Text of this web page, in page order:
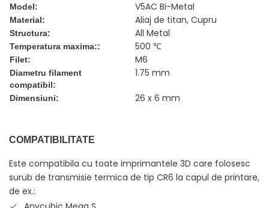
Model: V5AC Bi-Metal
Material: Aliaj de titan, Cupru
Structura: All Metal
Temperatura maxima:: 500 ℃
Filet: M6
Diametru filament
compatibil:
1.75 mm
Dimensiuni: 26 x 6 mm
COMPATIBILITATE
Este compatibila cu toate imprimantele 3D care folosesc
surub de transmisie termica de tip CR6 la capul de printare,
de ex.: